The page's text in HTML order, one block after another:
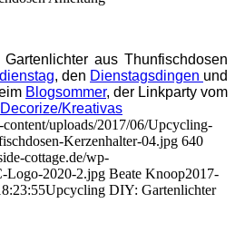
aus Thunfischdosen
, den Dienstagsdingen und
Blogsommer, der Linkparty vom
Decorize/Kreativas
content/uploads/2017/06/Upcycling-
Kerzenhalter-04.jpg 640
cottage.de/wp-
Logo-2020-2.jpg Beate Knoop2017-
Upcycling DIY: Gartenlichter